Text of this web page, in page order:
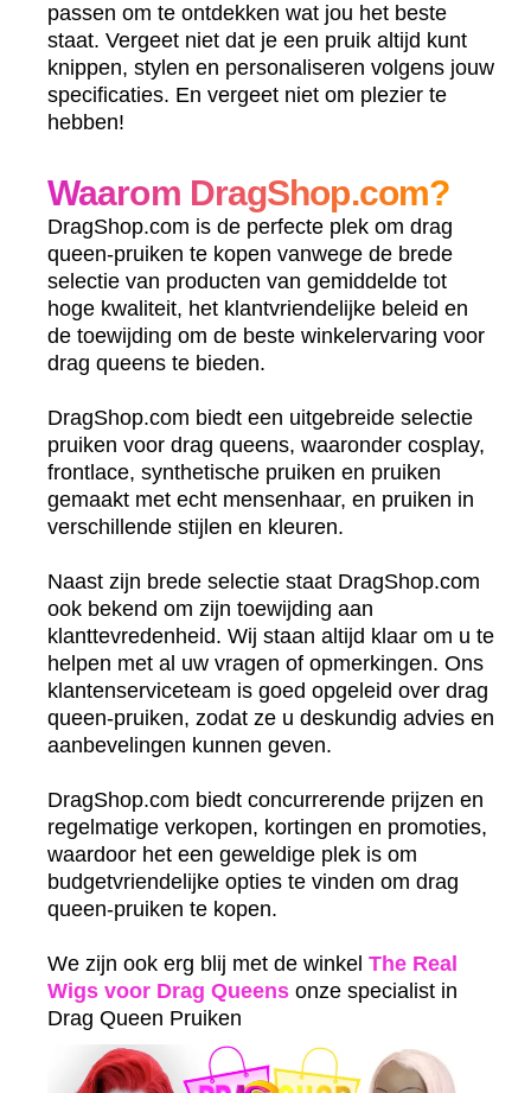
passen om te ontdekken wat jou het beste
staat. Vergeet niet dat je een pruik altijd kunt
knippen, stylen en personaliseren volgens jouw
specificaties. En vergeet niet om plezier te
hebben!
Waarom DragShop.com?
DragShop.com is de perfecte plek om drag
queen-pruiken te kopen vanwege de brede
selectie van producten van gemiddelde tot
hoge kwaliteit, het klantvriendelijke beleid en
de toewijding om de beste winkelervaring voor
drag queens te bieden.
DragShop.com biedt een uitgebreide selectie
pruiken voor drag queens, waaronder cosplay,
frontlace, synthetische pruiken en pruiken
gemaakt met echt mensenhaar, en pruiken in
verschillende stijlen en kleuren.
Naast zijn brede selectie staat DragShop.com
ook bekend om zijn toewijding aan
klanttevredenheid. Wij staan altijd klaar om u te
helpen met al uw vragen of opmerkingen. Ons
klantenserviceteam is goed opgeleid over drag
queen-pruiken, zodat ze u deskundig advies en
aanbevelingen kunnen geven.
DragShop.com biedt concurrerende prijzen en
regelmatige verkopen, kortingen en promoties,
waardoor het een geweldige plek is om
budgetvriendelijke opties te vinden om drag
queen-pruiken te kopen.
We zijn ook erg blij met de winkel The Real
Wigs voor Drag Queens onze specialist in
Drag Queen Pruiken